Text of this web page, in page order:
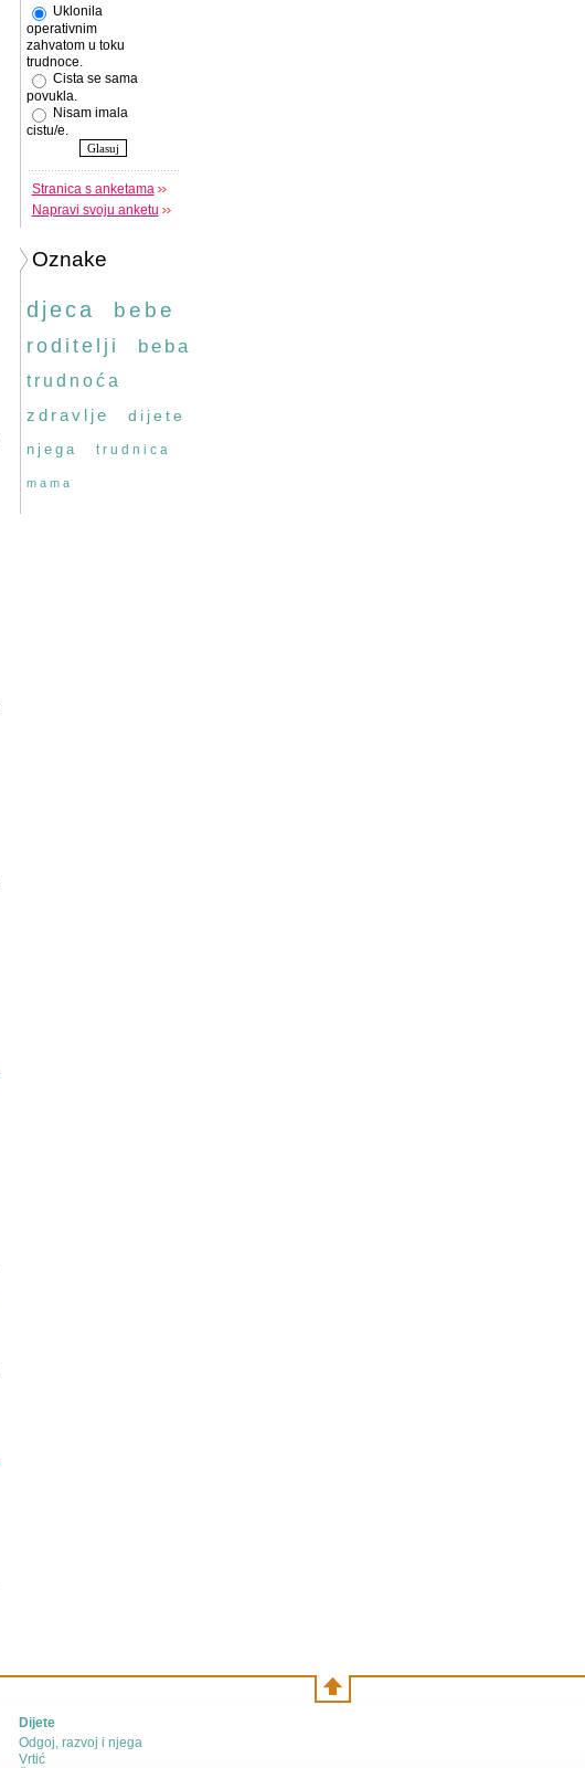
Uklonila
operativnim
zahvatom u toku
trudnoce.
Cista se sama
povukla.
Nisam imala
cistu/e.
Stranica s anketama
Napravi svoju anketu
Oznake
djeca bebe
roditelji beba
trudnoća
zdravlje
dijete
njega trudnica
mama
Dijete
Odgoj, razvoj i njega
Vrtić